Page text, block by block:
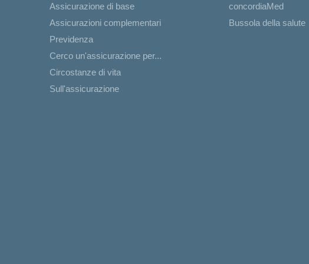
Assicurazione di base
Assicurazioni complementari
Previdenza
Cerco un'assicurazione per...
Circostanze di vita
Sull'assicurazione
concordiaMed
Bussola della salute